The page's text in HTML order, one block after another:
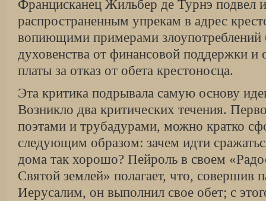
Францисканец Жильбер де Турнэ подвел
распространенным упрекам в адрес
вопиющими примерами зло­употреблений
духовенства от финансовой поддержки
платы за отказ от обета крестоносца.
Эта критика подрывала самую основу
Возникло два критических течения.
поэта­ми и трубадурами, можно кратко
следующим обра­зом: зачем идти
дома так хорошо? Пейроль в своем
Святой землей» полагает, что, совершив
Иерусалим, он выполнил свое обет; с